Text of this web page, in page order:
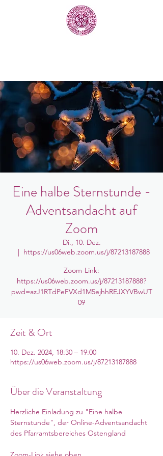
Eine halbe Sternstunde -
Adventsandacht auf
Zoom
Di., 10. Dez.
  |
https://us06web.zoom.us/j/87213187888
Zoom-Link:
https://us06web.zoom.us/j/87213187888?
pwd=azJ1RTdPeFVXd1M5ejhhREJXYVBwUT
09
Zeit & Ort
10. Dez. 2024, 18:30 – 19:00
https://us06web.zoom.us/j/87213187888
Über die Veranstaltung
Herzliche Einladung zu "Eine halbe
Sternstunde", der Online-Adventsandacht
des Pfarramtsbereiches Ostengland